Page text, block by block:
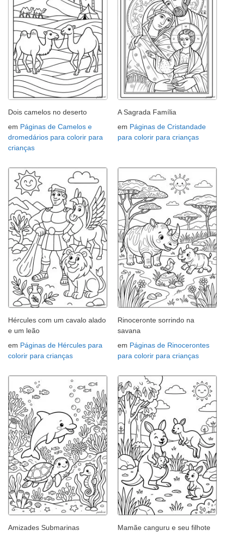
Dois camelos no deserto
em Páginas de Camelos e
dromedários para colorir para
crianças
A Sagrada Família
em Páginas de Cristandade
para colorir para crianças
Hércules com um cavalo alado
e um leão
em Páginas de Hércules para
colorir para crianças
Rinoceronte sorrindo na
savana
em Páginas de Rinocerontes
para colorir para crianças
Amizades Submarinas
Mamãe canguru e seu filhote